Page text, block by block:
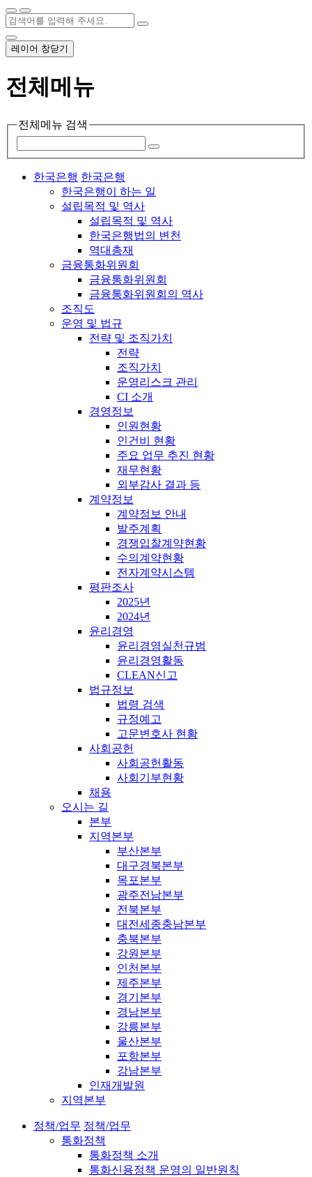
레이어 창닫기
전체메뉴
전체메뉴 검색
한국은행 한국은행
한국은행이 하는 일
설립목적 및 역사
설립목적 및 역사
한국은행법의 변천
역대총재
금융통화위원회
금융통화위원회
금융통화위원회의 역사
조직도
운영 및 법규
전략 및 조직가치
전략
조직가치
운영리스크 관리
CI 소개
경영정보
인원현황
인건비 현황
주요 업무 추진 현황
재무현황
외부감사 결과 등
계약정보
계약정보 안내
발주계획
경쟁입찰계약현황
수의계약현황
전자계약시스템
평판조사
2025년
2024년
윤리경영
윤리경영실천규범
윤리경영활동
CLEAN신고
법규정보
법령 검색
규정예고
고문변호사 현황
사회공헌
사회공헌활동
사회기부현황
채용
오시는 길
본부
지역본부
부산본부
대구경북본부
목포본부
광주전남본부
전북본부
대전세종충남본부
충북본부
강원본부
인천본부
제주본부
경기본부
경남본부
강릉본부
울산본부
포항본부
강남본부
인재개발원
지역본부
정책/업무 정책/업무
통화정책
통화정책 소개
통화신용정책 운영의 일반원칙